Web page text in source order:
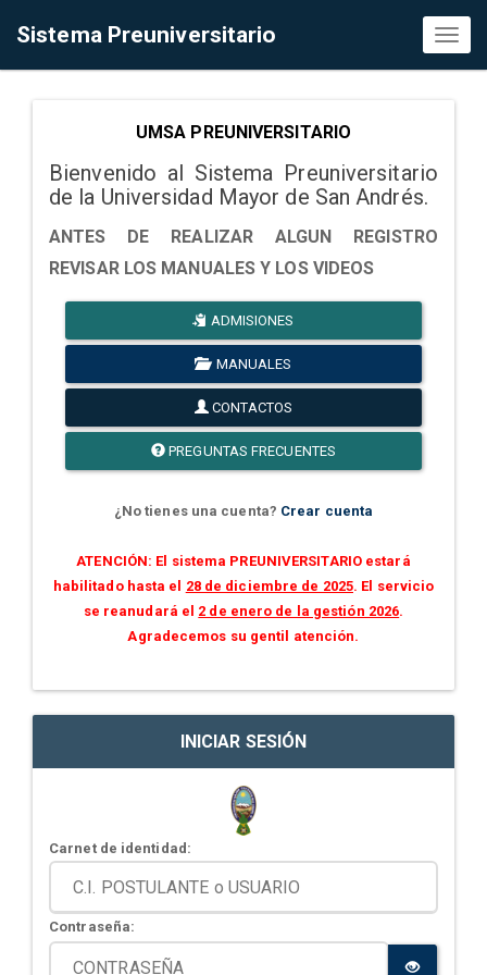
Sistema Preuniversitario
UMSA PREUNIVERSITARIO
Bienvenido al Sistema Preuniversitario
de la Universidad Mayor de San Andrés.
ANTES DE REALIZAR ALGUN REGISTRO
REVISAR LOS MANUALES Y LOS VIDEOS
ADMISIONES
MANUALES
CONTACTOS
PREGUNTAS FRECUENTES
¿No tienes una cuenta? Crear cuenta
ATENCIÓN: El sistema PREUNIVERSITARIO estará
habilitado hasta el 28 de diciembre de 2025. El servicio
se reanudará el 2 de enero de la gestión 2026.
Agradecemos su gentil atención.
INICIAR SESIÓN
Carnet de identidad:
Contraseña: